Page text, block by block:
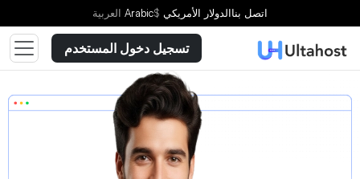
اتصل بناالدولار الأمريكي $
Arabic العربية
تسجيل دخول المستخدم